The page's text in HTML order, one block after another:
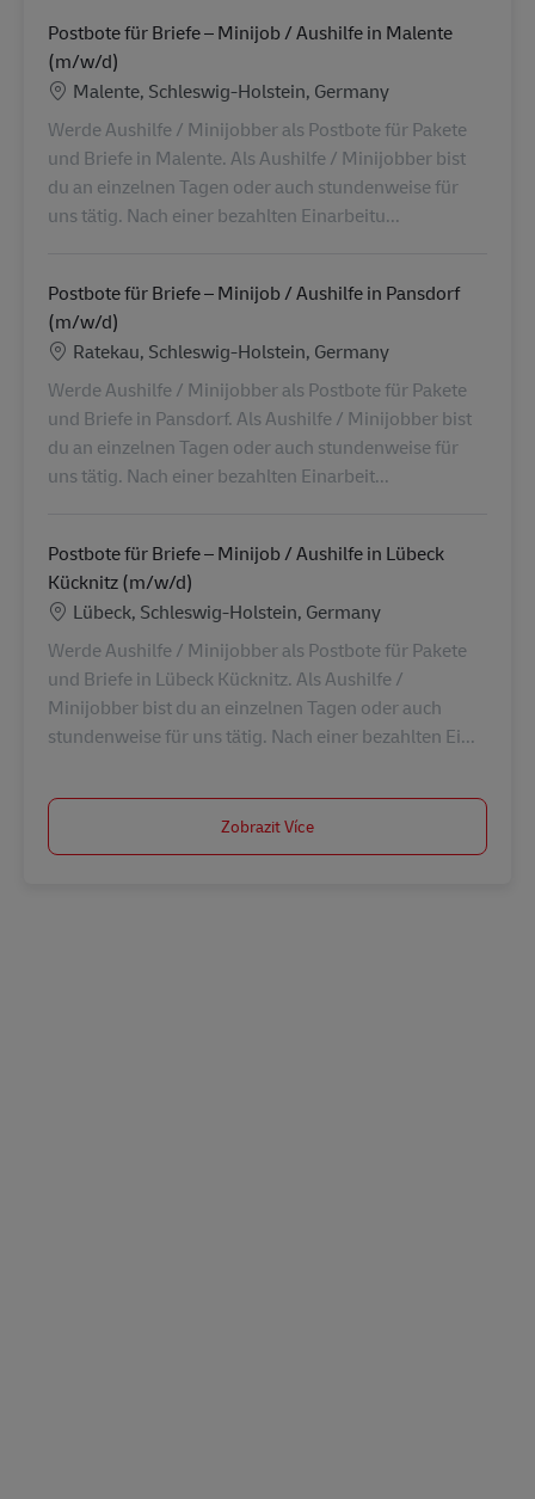
Postbote für Briefe – Minijob / Aushilfe in Malente
(m/w/d)
Location
Malente, Schleswig-Holstein, Germany
Werde Aushilfe / Minijobber als Postbote für Pakete
und Briefe in Malente. Als Aushilfe / Minijobber bist
du an einzelnen Tagen oder auch stundenweise für
uns tätig. Nach einer bezahlten Einarbeitu...
Postbote für Briefe – Minijob / Aushilfe in Pansdorf
(m/w/d)
Location
Ratekau, Schleswig-Holstein, Germany
Werde Aushilfe / Minijobber als Postbote für Pakete
und Briefe in Pansdorf. Als Aushilfe / Minijobber bist
du an einzelnen Tagen oder auch stundenweise für
uns tätig. Nach einer bezahlten Einarbeit...
Postbote für Briefe – Minijob / Aushilfe in Lübeck
Kücknitz (m/w/d)
Location
Lübeck, Schleswig-Holstein, Germany
Werde Aushilfe / Minijobber als Postbote für Pakete
und Briefe in Lübeck Kücknitz. Als Aushilfe /
Minijobber bist du an einzelnen Tagen oder auch
stundenweise für uns tätig. Nach einer bezahlten Ei...
Zobrazit Více